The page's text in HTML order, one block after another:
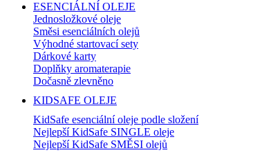
ESENCIÁLNÍ OLEJE
Jednosložkové oleje
Směsi esenciálních olejů
Výhodné startovací sety
Dárkové karty
Doplňky aromaterapie
Dočasně zlevněno
KIDSAFE OLEJE
KidSafe esenciální oleje podle složení
Nejlepší KidSafe SINGLE oleje
Nejlepší KidSafe SMĚSI olejů